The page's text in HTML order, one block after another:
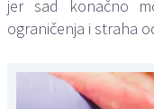
jer sad konačno
ograničenja i straha